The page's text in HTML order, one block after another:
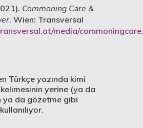
Commoning Care &
. Wien: Transversal
media/
Türkçe yazında kimi
yerine (ya da
ya da gözetme gibi